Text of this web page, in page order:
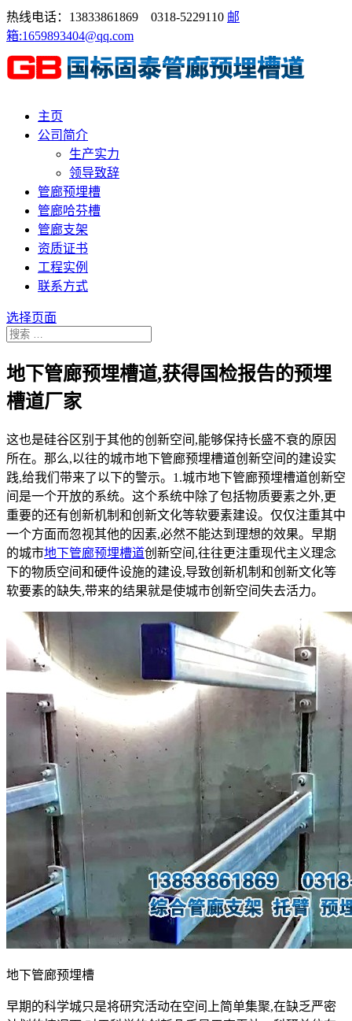
热线电话：13833861869 0318-5229110 邮
箱:1659893404@qq.com
主页
公司简介
生产实力
领导致辞
管廊预埋槽
管廊哈芬槽
管廊支架
资质证书
工程实例
联系方式
选择页面
地下管廊预埋槽道,获得国检报告的预埋
槽道厂家
这也是硅谷区别于其他的创新空间,能够保持长盛不衰的原因
所在。那么,以往的城市地下管廊预埋槽道创新空间的建设实
践,给我们带来了以下的警示。1.城市地下管廊预埋槽道创新空
间是一个开放的系统。这个系统中除了包括物质要素之外,更
重要的还有创新机制和创新文化等软要素建设。仅仅注重其中
一个方面而忽视其他的因素,必然不能达到理想的效果。早期
的城市地下管廊预埋槽道创新空间,往往更注重现代主义理念
下的物质空间和硬件设施的建设,导致创新机制和创新文化等
软要素的缺失,带来的结果就是使城市创新空间失去活力。
地下管廊预埋槽
早期的科学城只是将研究活动在空间上简单集聚,在缺乏严密